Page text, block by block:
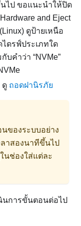
ไป ขอแนะนำให้ปิด
and Eject
ดูป้ายเหนือ
ดรฟ์ประเภทใด
บคำว่า
NVMe
ดู ถอดฝานิรภัย
ของระบบอย่าง
ลาสองนาทีขึ้นไป
นช่องใส่แต่ละ
นการขั้นตอนต่อไป